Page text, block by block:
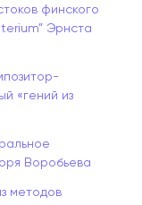
финского
Эрнста
«гений из
Воробьева
методов